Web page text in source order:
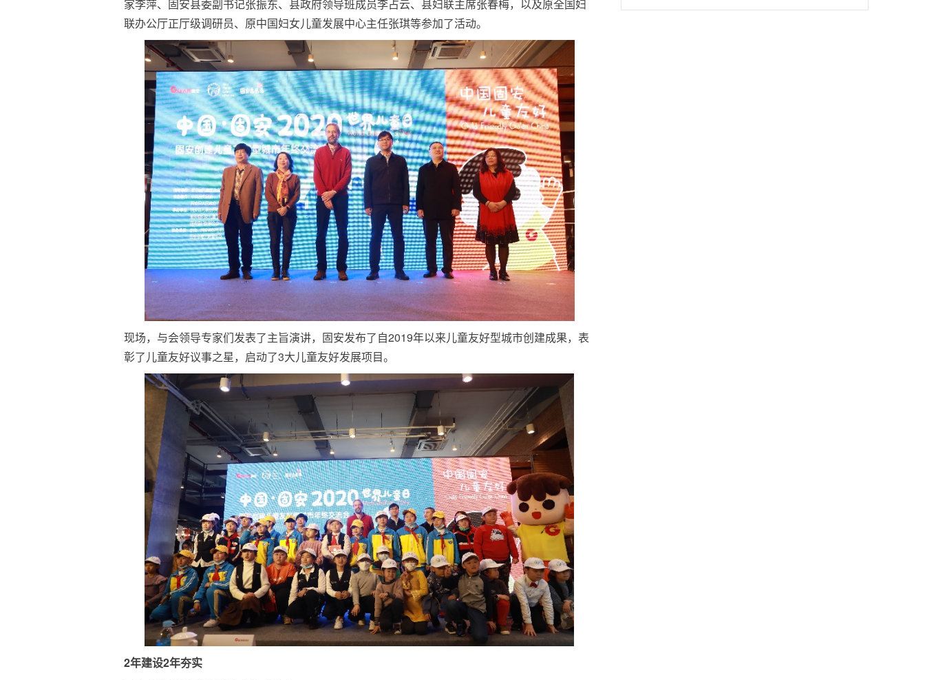
家李萍、固安县委副书记张振东、县政府领导班成员李占云、县妇联主席张春梅，以及原全国妇
联办公厅正厅级调研员、原中国妇女儿童发展中心主任张琪等参加了活动。
现场，与会领导专家们发表了主旨演讲，固安发布了自2019年以来儿童友好型城市创建成果，表
彰了儿童友好议事之星，启动了3大儿童友好发展项目。
2年建设2年夯实